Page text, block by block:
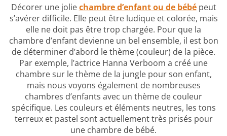
Décorer une joliechambre d’enfant ou de bébépeut
s’avérer difficile. Elle peut être ludique et colorée, mais
elle ne doit pas être trop chargée. Pour que la
chambre d’enfant devienne un bel ensemble, il est bon
de déterminer d’abord le thème (couleur) de la pièce.
Par exemple, l’actrice Hanna Verboom a créé une
chambre sur le thème de la jungle pour son enfant,
mais nous voyons également de nombreuses
chambres d’enfants avec un thème de couleur
spécifique. Les couleurs et éléments neutres, les tons
terreux et pastel sont actuellement très prisés pour
une chambre de bébé.